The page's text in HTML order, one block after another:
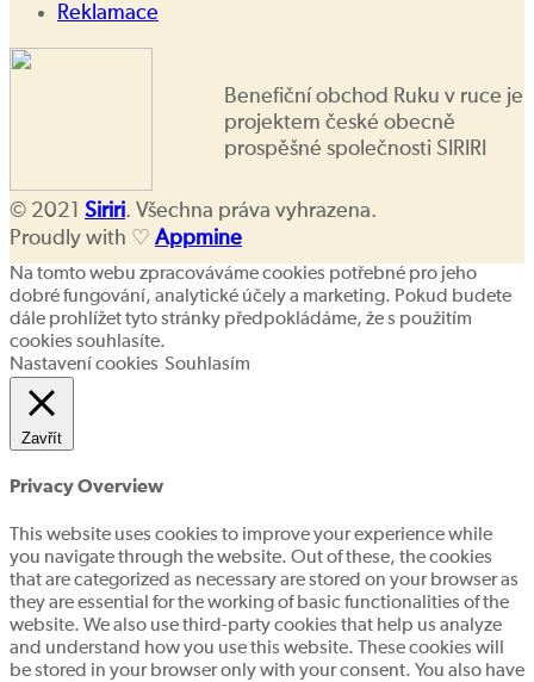
Reklamace
Benefiční obchod Ruku v ruce je
projektem české obecně
prospěšné společnosti SIRIRI
© 2021 Siriri. Všechna práva vyhrazena.
Proudly with ♡ Appmine
Na tomto webu zpracováváme cookies potřebné pro jeho
dobré fungování, analytické účely a marketing. Pokud budete
dále prohlížet tyto stránky předpokládáme, že s použitím
cookies souhlasíte.
Nastavení cookies Souhlasím
Zavřít
Privacy Overview
This website uses cookies to improve your experience while
you navigate through the website. Out of these, the cookies
that are categorized as necessary are stored on your browser as
they are essential for the working of basic functionalities of the
website. We also use third-party cookies that help us analyze
and understand how you use this website. These cookies will
be stored in your browser only with your consent. You also have